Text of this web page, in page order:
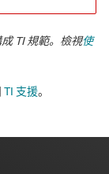
TI 規範。檢視使
TI 支援。​​​​​​​​​​​​​​